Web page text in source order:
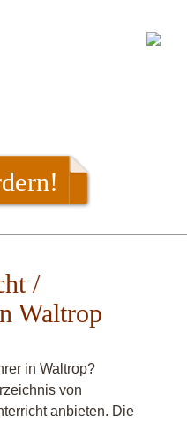
/
Waltrop
in Waltrop?
von
anbieten. Die